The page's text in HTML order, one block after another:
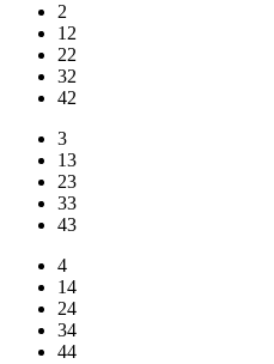
2
12
22
32
42
3
13
23
33
43
4
14
24
34
44